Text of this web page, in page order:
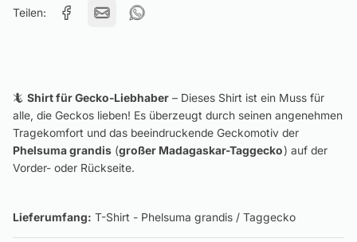
Teilen:
🦎 Shirt für Gecko-Liebhaber – Dieses Shirt ist ein Muss für
alle, die Geckos lieben! Es überzeugt durch seinen angenehmen
Tragekomfort und das beeindruckende Geckomotiv der
Phelsuma grandis (großer Madagaskar-Taggecko) auf der
Vorder- oder Rückseite.
Lieferumfang: T-Shirt - Phelsuma grandis / Taggecko